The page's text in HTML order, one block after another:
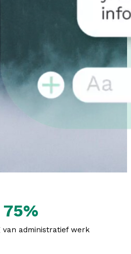
75%
van administratief werk